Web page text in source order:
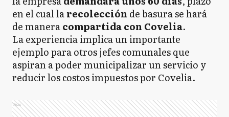
en el cual larecolección de basura se hará
de maneracompartida con Covelia.
La experiencia implica un importante
ejemplo para otros jefes comunales que
aspiran a poder municipalizar un servicio y
reducir los costos impuestos por Covelia.
Ads